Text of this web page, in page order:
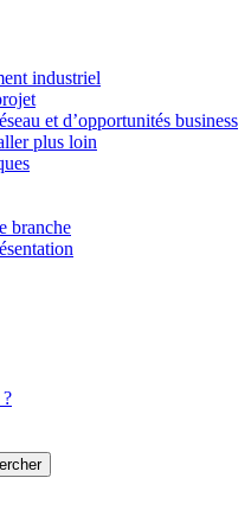
industriel
et d’opportunités business
plus loin
branche